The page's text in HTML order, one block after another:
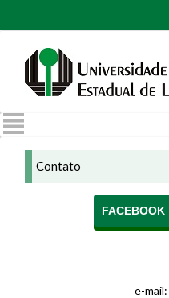
Contato
FACEBOOK
e-mail: